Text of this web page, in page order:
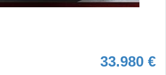
33.980 €